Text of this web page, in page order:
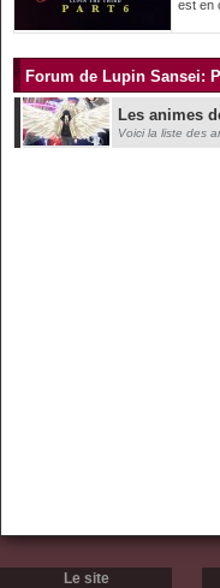
est en
Forum de Lupin Sansei:
Les animes
Voici la liste des
Le site